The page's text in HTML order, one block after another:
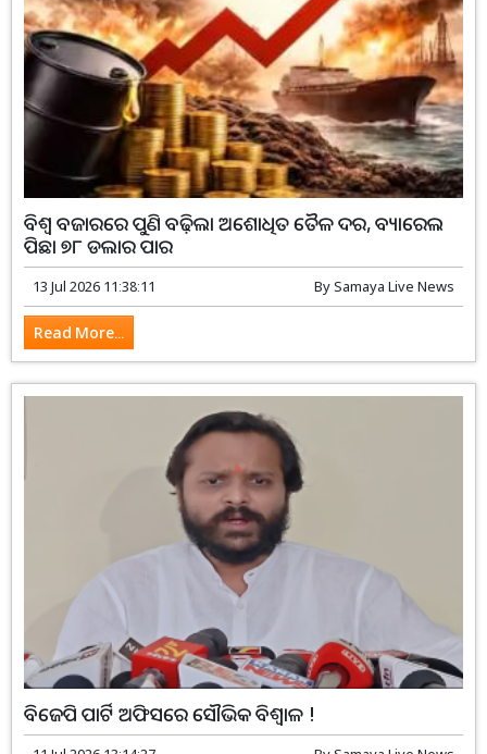
ବିଶ୍ୱ ବଜାରରେ ପୁଣି ବଢ଼ିଲା ଅଶୋଧିତ ତୈଳ ଦର, ବ୍ୟାରେଲ
ପିଛା ୭୮ ଡଲାର ପାର
13 Jul 2026 11:38:11 BySamaya Live News
Read More...
ବିଜେପି ପାର୍ଟି ଅଫିସରେ ସୌଭିକ ବିଶ୍ୱାଳ !